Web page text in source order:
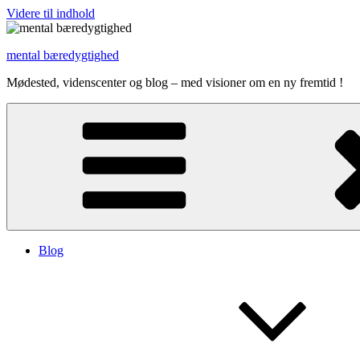
Videre til indhold
mental bæredygtighed
Mødested, videnscenter og blog – med visioner om en ny fremtid !
Blog